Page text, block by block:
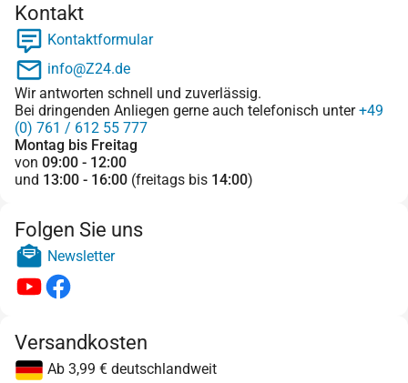
Kontakt
Kontaktformular
info@Z24.de
Wir antworten schnell und zuverlässig.
Bei dringenden Anliegen gerne auch telefonisch unter+49
(0) 761 / 612 55 777
Montag bis Freitag
von 09:00 - 12:00
und 13:00 - 16:00 (freitags bis 14:00)
Folgen Sie uns
Newsletter
Versandkosten
Ab 3,99 € deutschlandweit